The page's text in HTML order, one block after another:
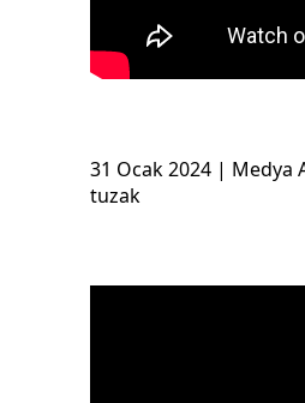
31 Ocak 2024 | Medya
tuzak